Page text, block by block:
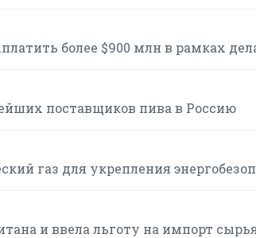
более $900 млн в рамках
поставщиков пива в Россию
газ для укрепления
и ввела льготу на импорт